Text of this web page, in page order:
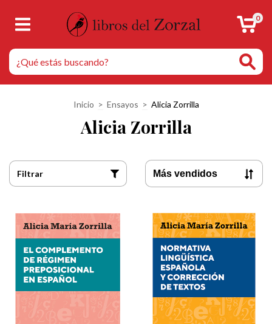
0
Inicio > Ensayos > Alicia Zorrilla
Alicia Zorrilla
Filtrar